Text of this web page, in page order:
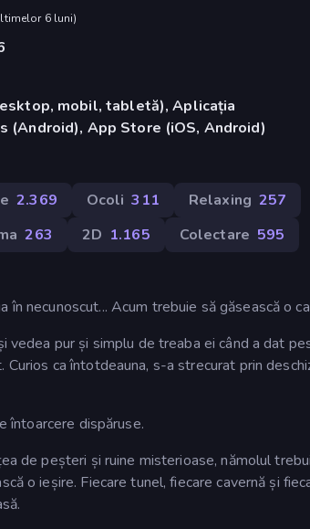
6 luni)
mobil, tabletă), Aplicația
(Android), App Store (iOS, Android)
2.369 Ocoli 311 Relaxing 257
263 2D 1.165 Colectare 595
în necunoscut... Acum trebuie să găsească o
vedea pur și simplu de treaba ei când a dat
Curios ca întotdeauna, s-a strecurat prin
întoarcere dispăruse.
de peșteri și ruine misterioase, nămolul
o ieșire. Fiecare tunel, fiecare cavernă și